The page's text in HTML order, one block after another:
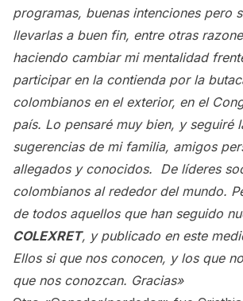
programas, buenas intenciones pero
llevarlas a buen fin, entre otras
haciendo cambiar mi mentalidad
participar en la contienda por la
colombianos en el exterior, en el
país. Lo pensaré muy bien, y seguiré
sugerencias de mi familia, amigos
allegados y conocidos. De líderes
colombianos al rededor del mundo.
de todos aquellos que han seguido
COLEXRET, y publicado en este
Ellos si que nos conocen, y los que
que nos conozcan. Gracias»